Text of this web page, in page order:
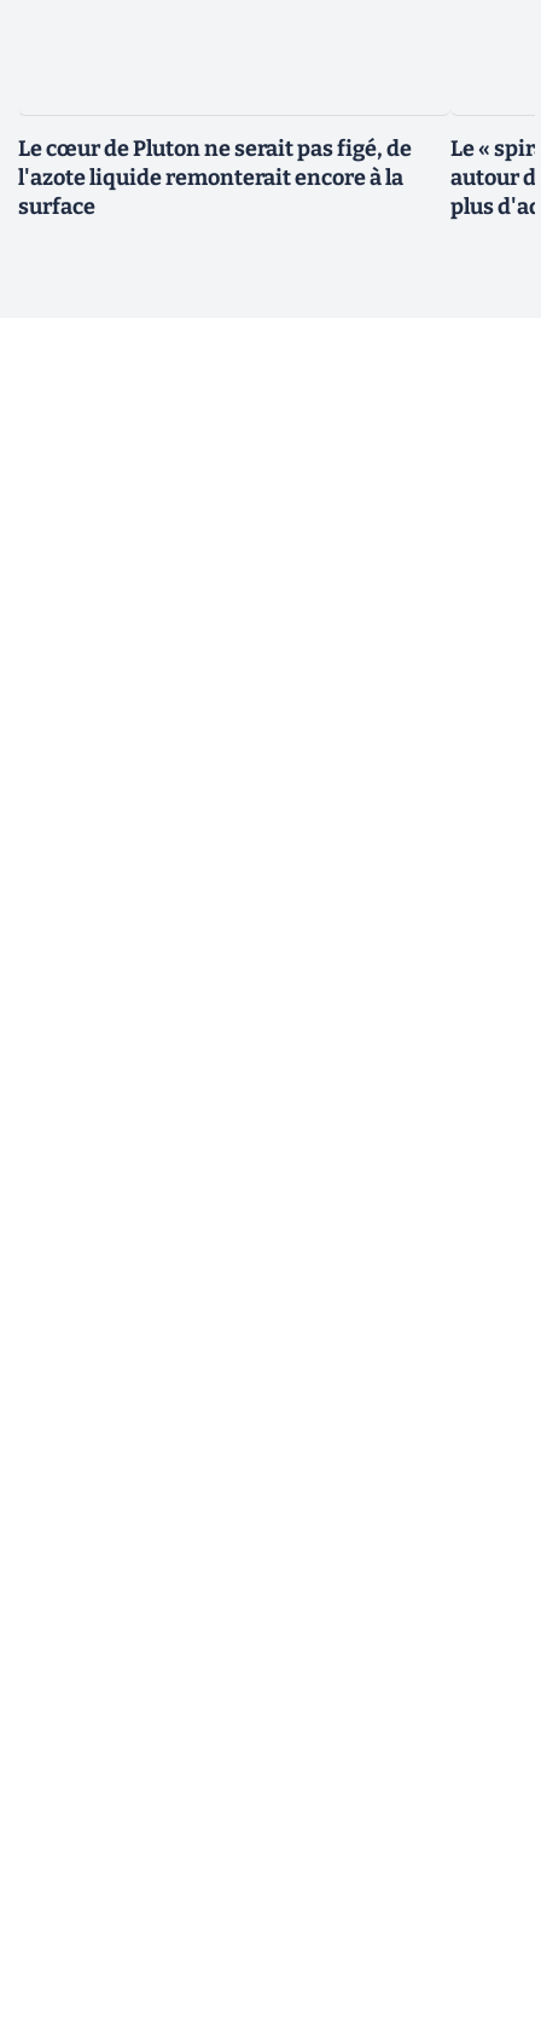
Le cœur de Pluton ne serait pas figé, de
l'azote liquide remonterait encore à la
surface
Le «
autour
plus